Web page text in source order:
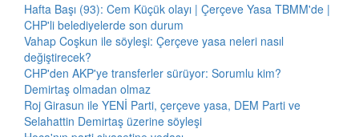
Hafta Başı (93): Cem Küçük olayı | Çerçeve Yasa TBMM'de |
CHP'li belediyelerde son durum
Vahap Coşkun ile söyleşi: Çerçeve yasa neleri nasıl
değiştirecek?
CHP'den AKP'ye transferler sürüyor: Sorumlu kim?
Demirtaş olmadan olmaz
Roj Girasun ile YENİ Parti, çerçeve yasa, DEM Parti ve
Selahattin Demirtaş üzerine söyleşi